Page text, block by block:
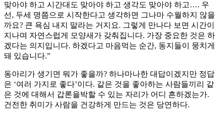
맞아야 하고 시간대도 맞아야 하고 생각도 맞아야 하고…. 우
선, 두세 명쯤으로 시작한다고 생각하면 그나마 수월하지 않을
까요? 큰 욕심 내지 말라는 거지요. 그렇게 만나다 보면 시간이
지나며 자연스럽게 모양새가 갖춰집니다. 가장 중요한 것은 하
겠다는 의지입니다. 하겠다고 마음먹는 순간, 동지들이 뭉치게
돼 있습니다.”
동아리가 생기면 뭐가 좋을까? 하나마나한 대답이겠지만 정답
은 ‘여러 가지로 좋다’이다. 같은 것을 좋아하는 사람들끼리 같
은 것에 대해서 갑론을박할 수 있는 자리가 어디 흔하겠는가.
건전한 취미가 사람을 건강하게 만드는 것은 당연하다.